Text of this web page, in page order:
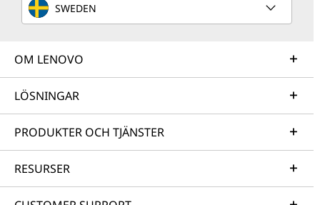
SWEDEN
OM LENOVO
LÖSNINGAR
PRODUKTER OCH TJÄNSTER
RESURSER